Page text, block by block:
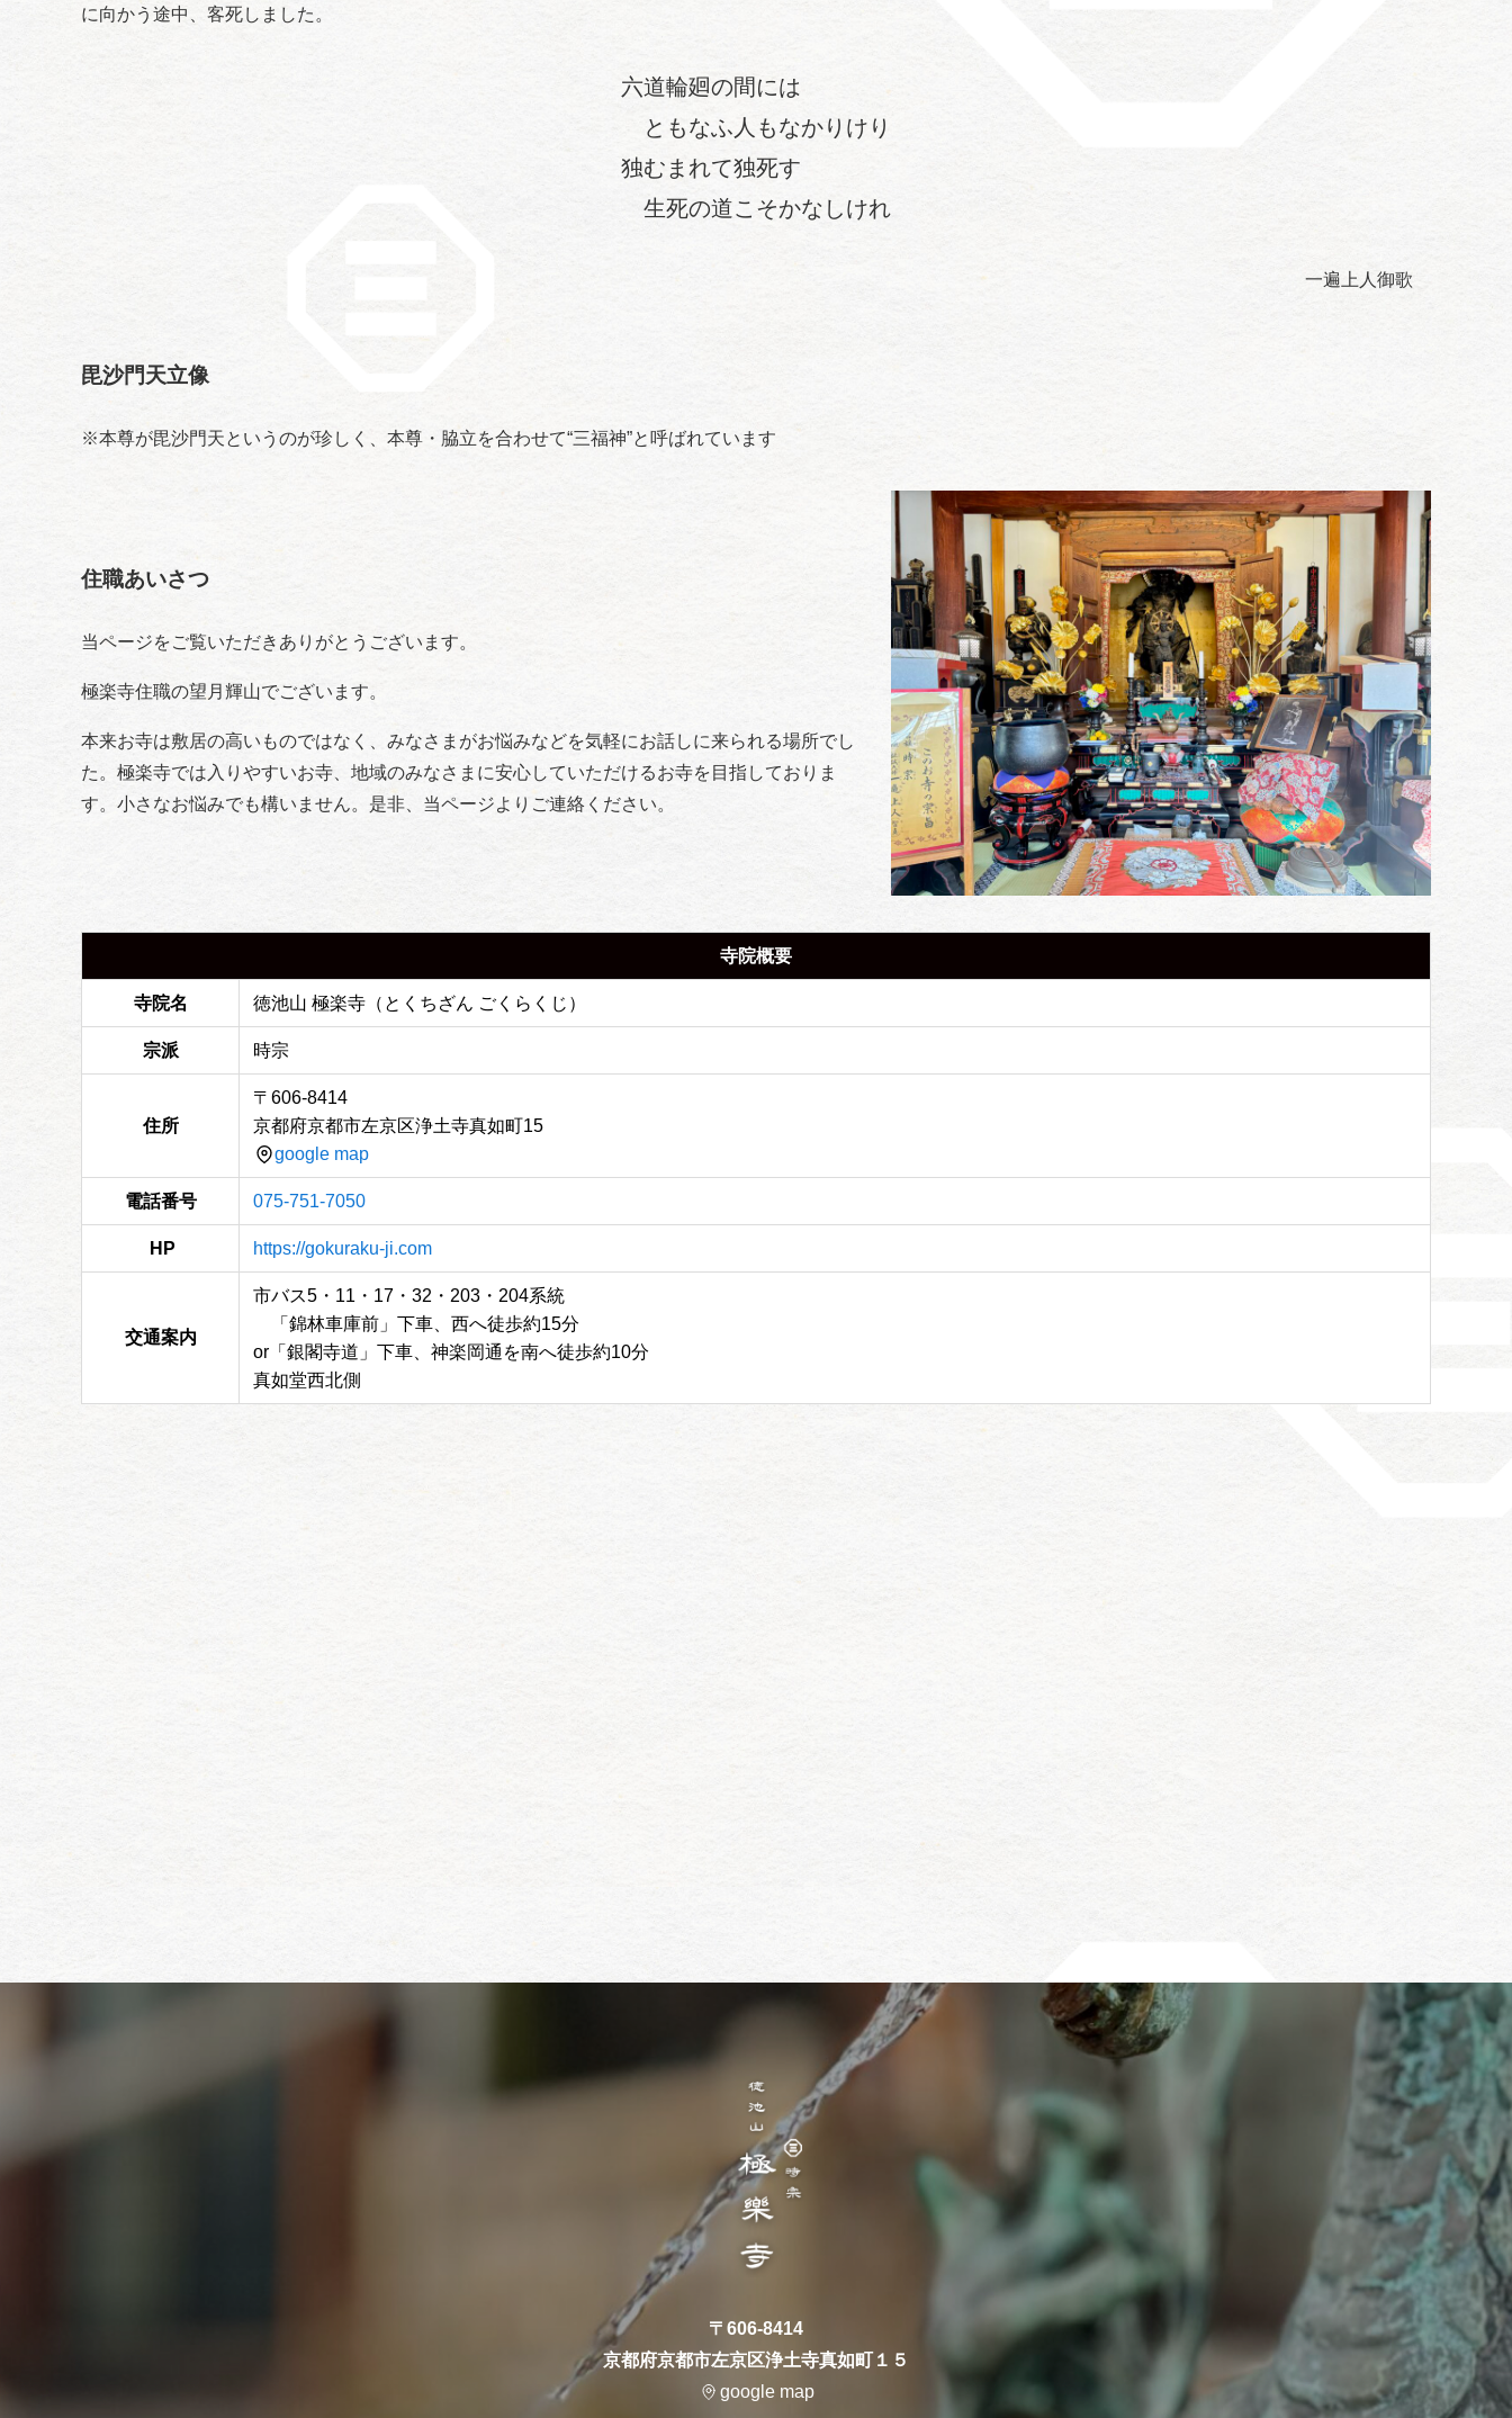
に向かう途中、客死しました。
六道輪廻の間には
ともなふ人もなかりけり
独むまれて独死す
生死の道こそかなしけれ
一遍上人御歌
毘沙門天立像
※本尊が毘沙門天というのが珍しく、本尊・脇立を合わせて“三福神”と呼ばれています
住職あいさつ
当ページをご覧いただきありがとうございます。
極楽寺住職の望月輝山でございます。
本来お寺は敷居の高いものではなく、みなさまがお悩みなどを気軽にお話しに来られる場所でし
た。極楽寺では入りやすいお寺、地域のみなさまに安心していただけるお寺を目指しておりま
す。小さなお悩みでも構いません。是非、当ページよりご連絡ください。
寺院概要
寺院名 徳池山 極楽寺（とくちざん ごくらくじ）
宗派 時宗
住所
〒606-8414
京都府京都市左京区浄土寺真如町15
google map
電話番号 075-751-7050
HP https://gokuraku-ji.com
交通案内
市バス5・11・17・32・203・204系統
「錦林車庫前」下車、西へ徒歩約15分
or「銀閣寺道」下車、神楽岡通を南へ徒歩約10分
真如堂西北側
〒606-8414
京都府京都市左京区浄土寺真如町１５
google map